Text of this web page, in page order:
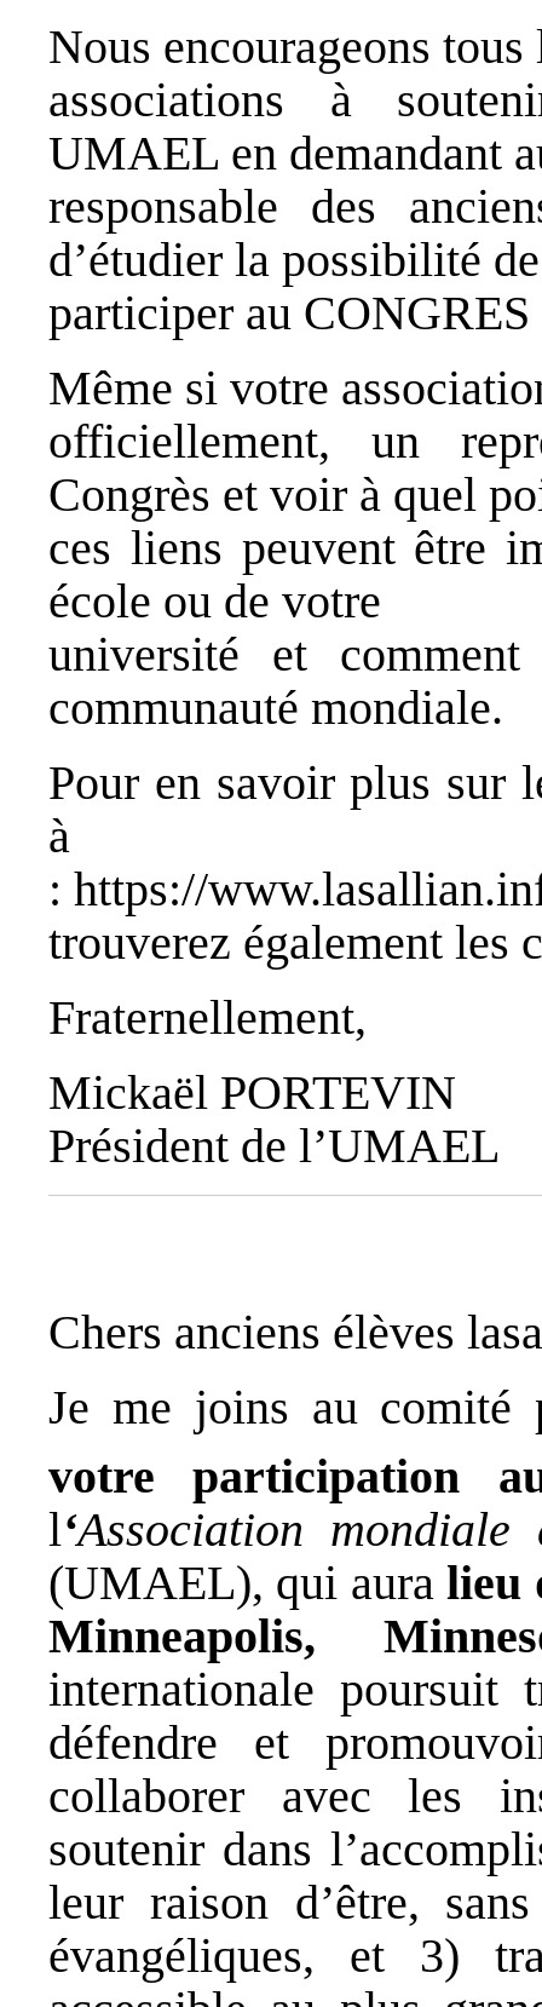
Nous encourageons
associations à
UMAEL en demandant
responsable des
d’étudier la possibilité de
participer au
Même si votre
officiellement, un
Congrès et voir à quel
ces liens peuvent être
école ou de votre
université et
communauté mondiale.
Pour en savoir plus sur
à
: https://
trouverez également les
Fraternellement,
Mickaël PORTEVIN
Président de l’UMAEL
Chers anciens élèves
Je me joins au comité
votre participation
l‘Association mondiale
(UMAEL), qui auralieu
Minneapolis,
internationale
défendre et
collaborer avec les
soutenir dans
leur raison d’être,
évangéliques, et 3)